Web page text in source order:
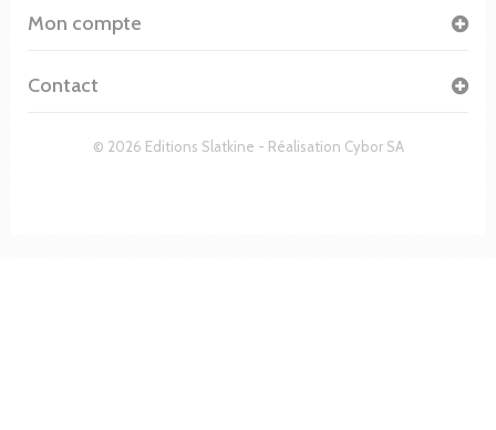
© 2026 Editions Slatkine - Réalisation Cybor SA
Mon compte
Contact